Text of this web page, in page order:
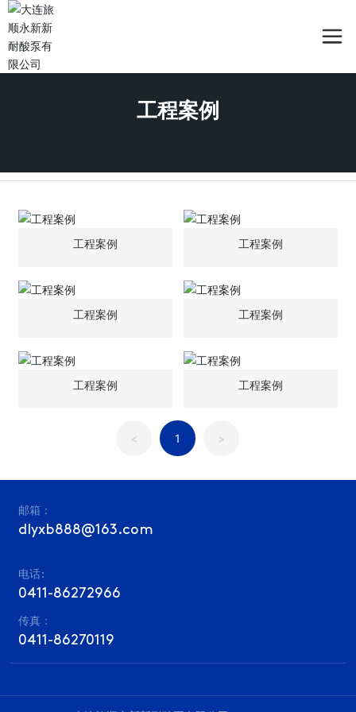
工程案例
工程案例 工程案例
工程案例 工程案例
工程案例 工程案例
< 1 >
邮箱：
dlyxb888@163.com
电话:
0411-86272966
传真：
0411-86270119